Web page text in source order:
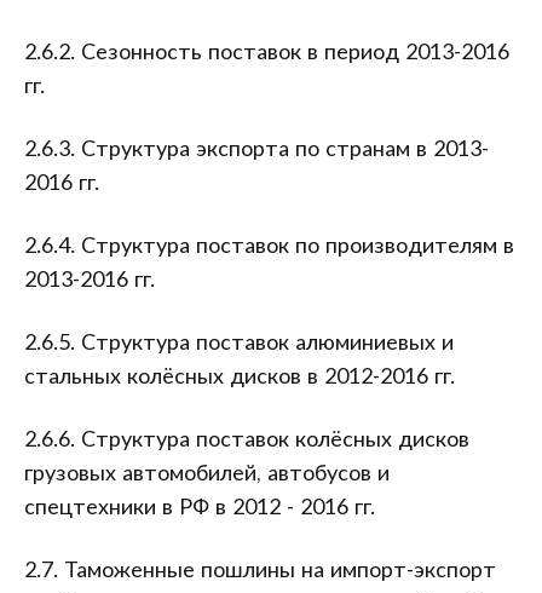
2.6.2. Сезонность поставок в период 2013-2016
гг.
2.6.3. Структура экспорта по странам в 2013-
2016 гг.
2.6.4. Структура поставок по производителям в
2013-2016 гг.
2.6.5. Структура поставок алюминиевых и
стальных колёсных дисков в 2012-2016 гг.
2.6.6. Структура поставок колёсных дисков
грузовых автомобилей, автобусов и
спецтехники в РФ в 2012 - 2016 гг.
2.7. Таможенные пошлины на импорт-экспорт